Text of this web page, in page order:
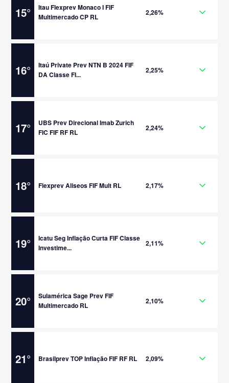
15°
Itau Flexprev Monaco I FIF
Multimercado CP RL
2,26%
16°
Itaú Private Prev NTN B 2024 FIF
DA Classe FI...
2,25%
17°
UBS Prev Direcional Imab Zurich
FIC FIF RF RL
2,24%
18° Flexprev Aliseos FIF Mult RL 2,17%
19°
Icatu Seg Inflação Curta FIF Classe
Investime...
2,11%
20°
Sulamérica Sage Prev FIF
Multimercado RL
2,10%
21° Brasilprev TOP Inflação FIF RF RL 2,09%